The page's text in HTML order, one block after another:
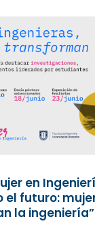
en
el futuro:
la ingeniería”